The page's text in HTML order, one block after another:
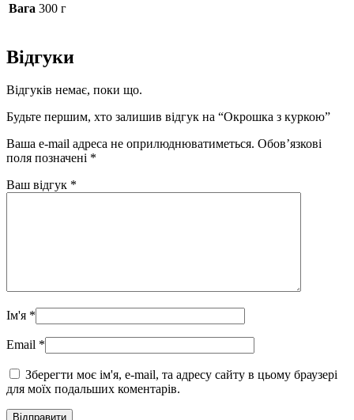
Вага 300 г
Відгуки
Відгуків немає, поки що.
Будьте першим, хто залишив відгук на “Окрошка з куркою”
Ваша e-mail адреса не оприлюднюватиметься. Обов’язкові
поля позначені *
Ваш відгук *
Ім'я *
Email *
Зберегти моє ім'я, e-mail, та адресу сайту в цьому браузері
для моїх подальших коментарів.